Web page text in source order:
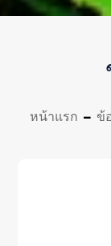
หน้าแรก ข้